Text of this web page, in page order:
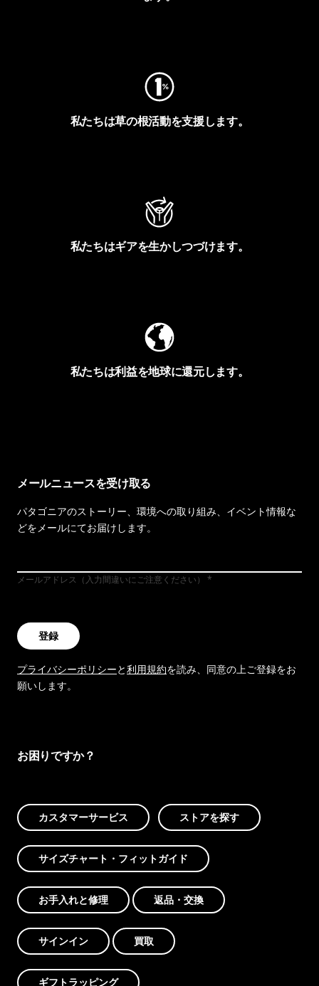
私たちは草の根活動を支援します。
私たちはギアを生かしつづけます。
私たちは利益を地球に還元します。
メールニュースを受け取る
パタゴニアのストーリー、環境への取り組み、イベント情報な
どをメールにてお届けします。
メールアドレス（入力間違いにご注意ください）
登録
プライバシーポリシーと利用規約を読み、同意の上ご登録をお
願いします。
お困りですか？
カスタマーサービス ストアを探す
サイズチャート・フィットガイド
お手入れと修理 返品・交換
サインイン 買取
ギフトラッピング